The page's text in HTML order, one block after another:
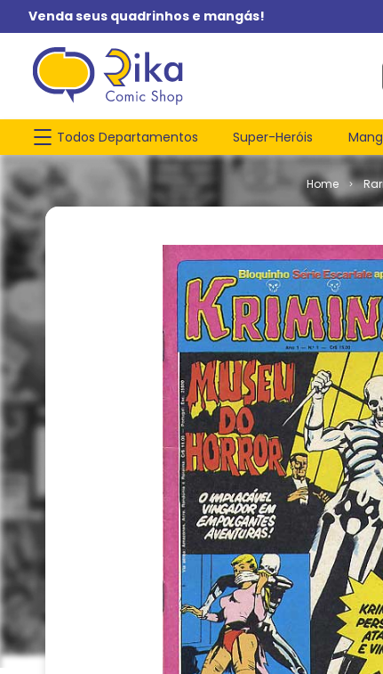
Venda seus quadrinhos e mangás!
Todos Departamentos Super-Heróis